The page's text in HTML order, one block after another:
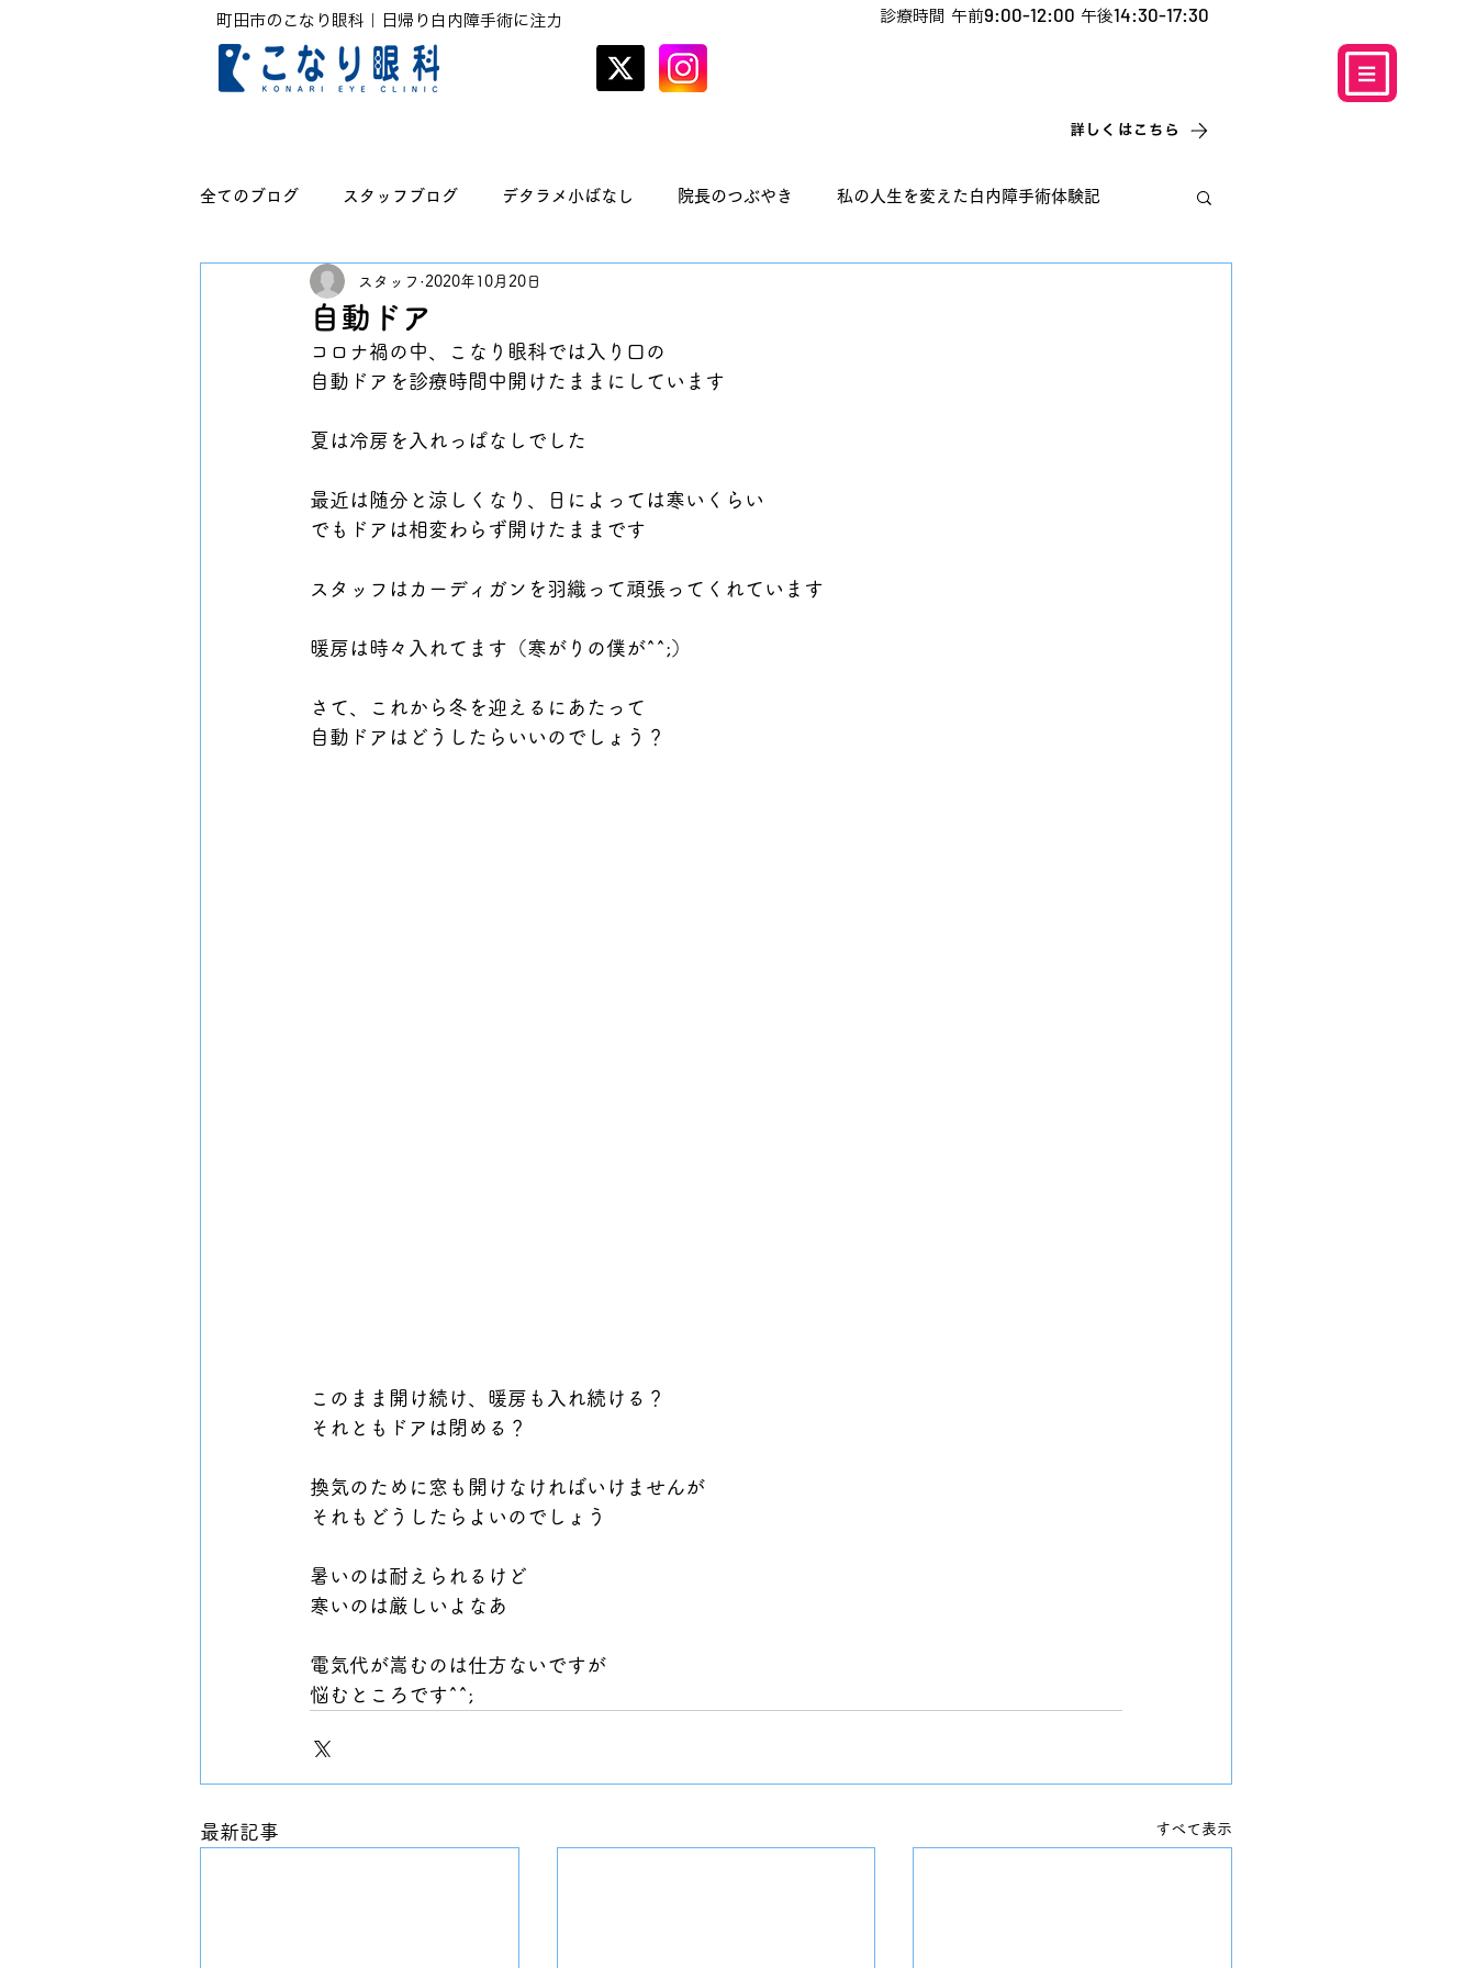
診療時間 午前9:00-12:00 午後14:30-17:30
詳しくはこちら
町田市のこなり眼科｜日帰り白内障手術に注力
全てのブログ スタッフブログ デタラメ小ばなし 院長のつぶやき 私の人生を変えた白内障手術体験記
無題のカテゴリー
自動ドア
スタッフ 2020年10月20日
コロナ禍の中、こなり眼科では入り口の
自動ドアを診療時間中開けたままにしています
夏は冷房を入れっぱなしでした
最近は随分と涼しくなり、日によっては寒いくらい
でもドアは相変わらず開けたままです
スタッフはカーディガンを羽織って頑張ってくれています
暖房は時々入れてます（寒がりの僕が^^;）
さて、これから冬を迎えるにあたって
自動ドアはどうしたらいいのでしょう？
このまま開け続け、暖房も入れ続ける？
それともドアは閉める？
換気のために窓も開けなければいけませんが
それもどうしたらよいのでしょう
暑いのは耐えられるけど
寒いのは厳しいよなあ
電気代が嵩むのは仕方ないですが
悩むところです^^;
最新記事 すべて表示